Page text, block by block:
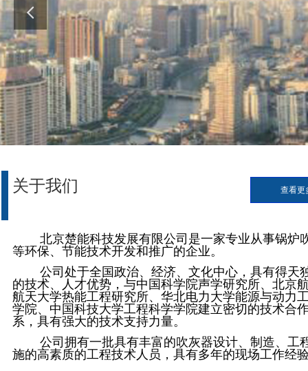
关于我们 查看更
北京楚能科技发展有限公司是一家专业从事锅炉
等环保、节能技术开发和推广的企业。
公司处于全国政治、经济、文化中心，具有得天
的技术、人才优势，与中国科学院声学研究所、北京
航天大学热能工程研究所、华北电力大学能源与动力
学院、中国科技大学工程科学学院建立密切的技术合
系，具有强大的技术支持力量。
公司拥有一批具有丰富的吹灰器设计、制造、工
施的高素质的工程技术人员，具有多年的现场工作经